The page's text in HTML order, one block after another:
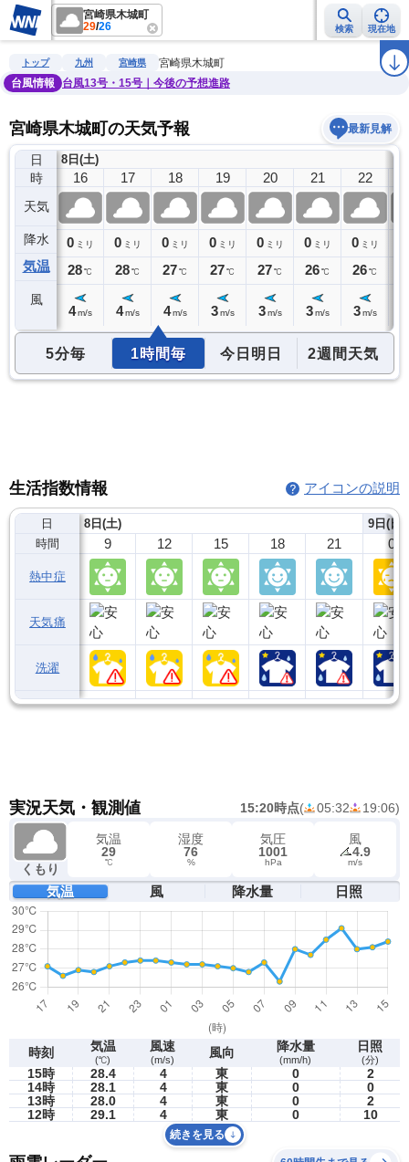
宮崎県木城町
29/26 検索 現在地
雨雲レーダー 台風情報 地震情報 ラ
トップ 九州 宮崎県
宮崎県木城町
台風情報
台風13号・15号｜今後の予想進路
宮崎県木城町の天気予報 最新見解
日
時
天気
降水
気温
風
8日(土)
15
0ミリ
29℃
16
0 ミリ
28℃
4 m/s
17
0 ミリ
28℃
4 m/s
18
0 ミリ
27℃
4 m/s
19
0 ミリ
27℃
3 m/s
20
0 ミリ
27℃
3 m/s
21
0 ミリ
26℃
3 m/s
22
0 ミリ
26℃
3 m/s
5分毎 1時間毎 今日明日 2週間天気
生活指数情報 アイコンの説明
日
時間
熱中症
天気痛
洗濯
8日(土)
9 12 15 18 21
9日(日)
0
実況天気・観測値 15:20時点( 05:32 19:06)
くもり
気温
29
℃
湿度
76
%
気圧
1001
hPa
風
4.9
m/s
気温 風 降水量 日照
時刻 気温
(℃)
風速
(m/s) 風向 降水量
(mm/h)
日照
(分)
15時 28.4 4 東 0
2
14時
28.1 4 東 0
0
13時
28.0 4 東 0
2
12時
29.1 4 東 0 10
続きを見る